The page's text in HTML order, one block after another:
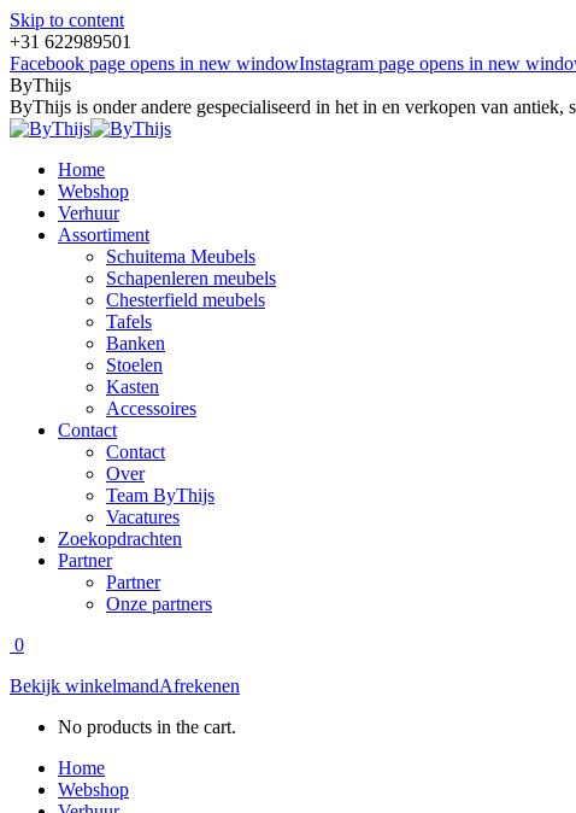
Skip to content
+31 622989501
Facebook page opens in new windowInstagram page opens in new
ByThijs
ByThijs is onder andere gespecialiseerd in het in en verkopen van
Home
Webshop
Verhuur
Assortiment
Schuitema Meubels
Schapenleren meubels
Chesterfield meubels
Tafels
Banken
Stoelen
Kasten
Accessoires
Contact
Contact
Over
Team ByThijs
Vacatures
Zoekopdrachten
Partner
Partner
Onze partners
0
Bekijk winkelmandAfrekenen
No products in the cart.
Home
Webshop